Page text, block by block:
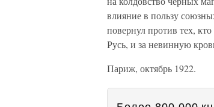
влияние в пользу
повернул против тех,
Русь, и за невинную
Париж, октябрь 1922.